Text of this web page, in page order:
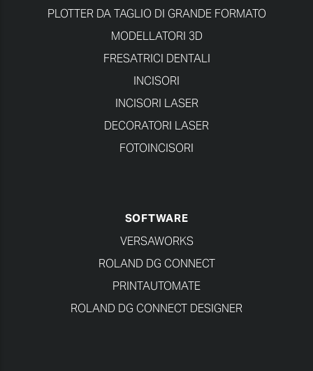
PLOTTER DA TAGLIO DI GRANDE FORMATO
MODELLATORI 3D
FRESATRICI DENTALI
INCISORI
INCISORI LASER
DECORATORI LASER
FOTOINCISORI
SOFTWARE
VERSAWORKS
ROLAND DG CONNECT
PRINTAUTOMATE
ROLAND DG CONNECT DESIGNER